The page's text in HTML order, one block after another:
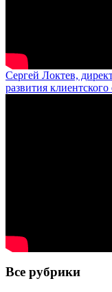
Сергей Локтев,
развития
Все рубрики